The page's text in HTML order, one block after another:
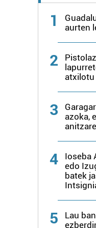
duten interes
dezakezun ikusteko.
datuen atalean.
zure baimena
fitxategiak erabiltzen
zerbitzuak hobetzeko
1
aurten
2
atxilotu
3
azoka,
4
Ioseba
edo
batek
5
Lau